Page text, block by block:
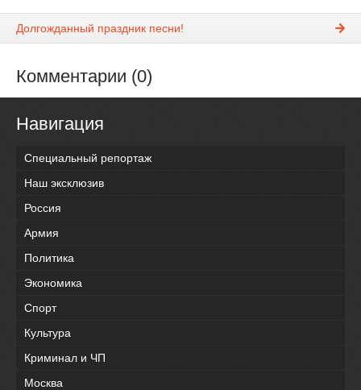
Долгожданный праздник песни!
Комментарии (0)
Навигация
Специальный репортаж
Наш эксклюзив
Россия
Армия
Политика
Экономика
Спорт
Культура
Криминал и ЧП
Москва